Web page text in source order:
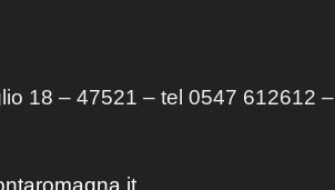
18 – 47521 – tel 0547 612612 –